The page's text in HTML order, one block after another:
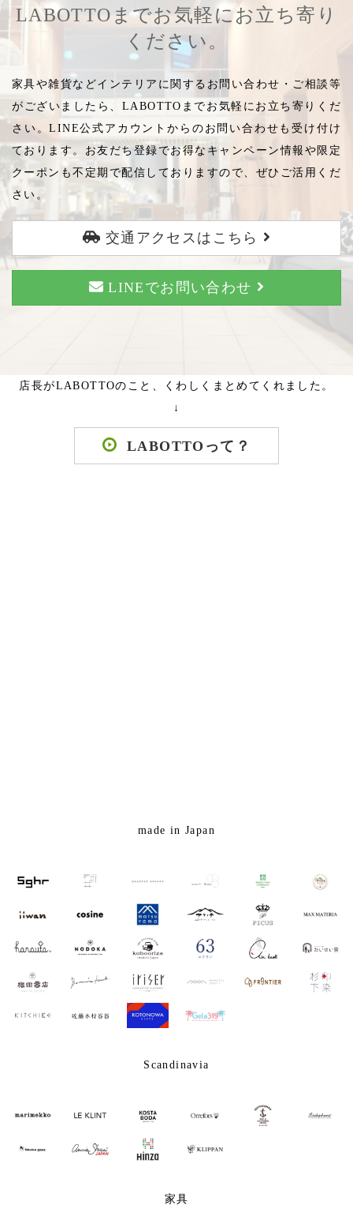
LABOTTOまでお気軽にお立ち寄り
ください。
家具や雑貨などインテリアに関するお問い合わせ・ご相談等
がございましたら、LABOTTOまでお気軽にお立ち寄りくだ
さい。LINE公式アカウントからのお問い合わせも受け付け
ております。お友だち登録でお得なキャンペーン情報や限定
クーポンも不定期で配信しておりますので、ぜひご活用くだ
さい。
交通アクセスはこちら
LINEでお問い合わせ
店長がLABOTTOのこと、くわしくまとめてくれました。
↓
LABOTTOって？
made in Japan
Scandinavia
家具